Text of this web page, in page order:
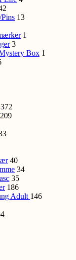
13
1
3
Box 1
372
209
40
34
35
186
Adult 146